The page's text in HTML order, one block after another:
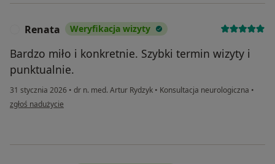
Renata Weryfikacja wizyty
Bardzo miło i konkretnie. Szybki termin wizyty i
punktualnie.
31 stycznia 2026 • dr n. med. Artur Rydzyk • Konsultacja neurologiczna •
w opinii użytkownika Renata
zgłoś nadużycie